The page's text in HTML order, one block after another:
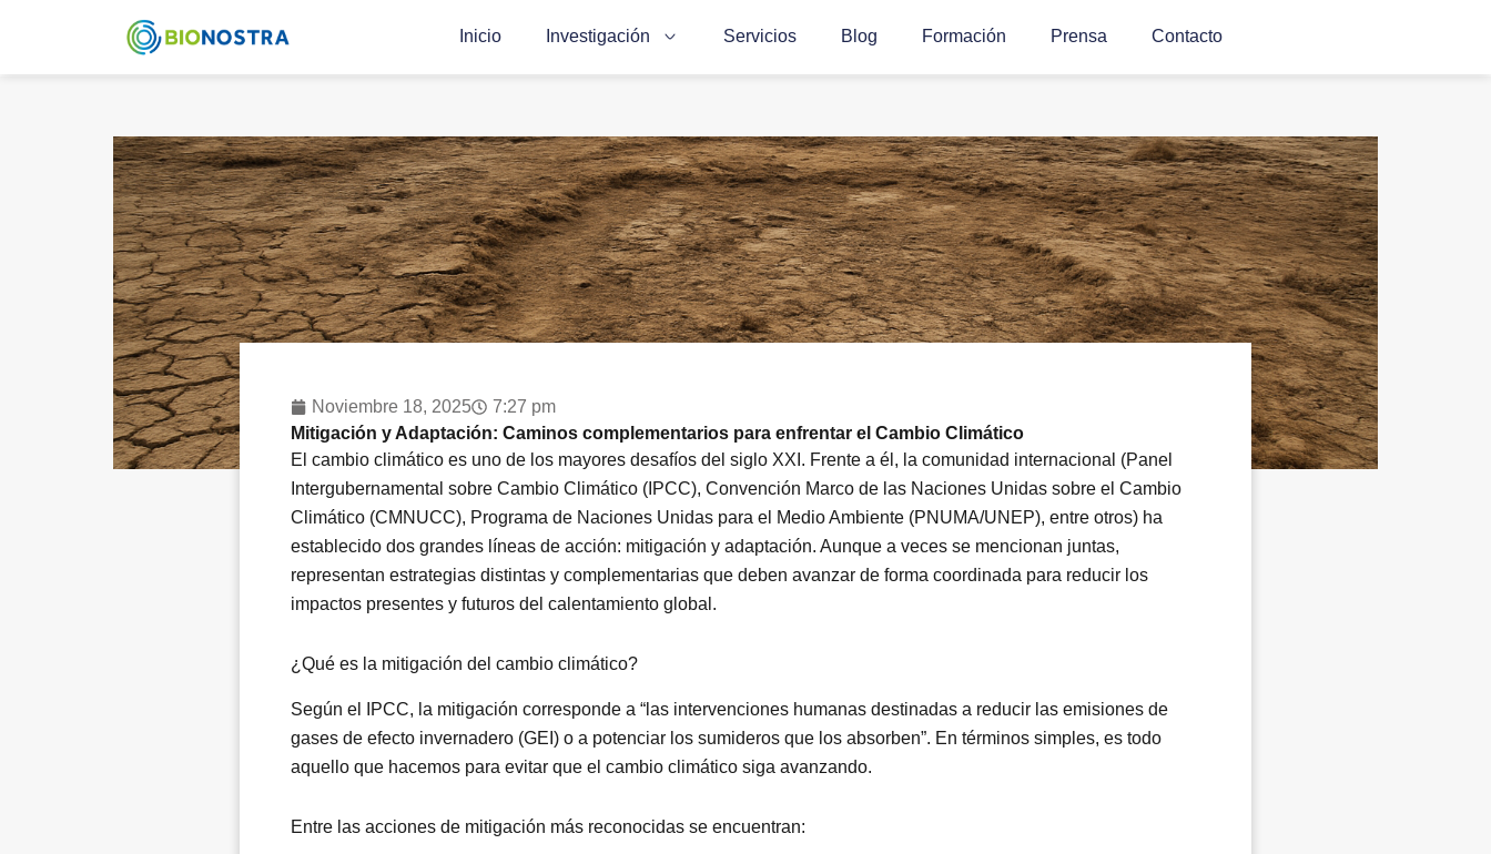
contenido
Inicio Investigación Servicios Blog Formación Prensa Contacto
Noviembre 18, 2025
7:27 pm
Mitigación y Adaptación: Caminos complementarios para enfrentar el Cambio Climático
El cambio climático es uno de los mayores desafíos del siglo XXI. Frente a él, la comunidad internacional (Panel
Intergubernamental sobre Cambio Climático (IPCC), Convención Marco de las Naciones Unidas sobre el Cambio
Climático (CMNUCC), Programa de Naciones Unidas para el Medio Ambiente (PNUMA/UNEP), entre otros) ha
establecido dos grandes líneas de acción: mitigación y adaptación. Aunque a veces se mencionan juntas,
representan estrategias distintas y complementarias que deben avanzar de forma coordinada para reducir los
impactos presentes y futuros del calentamiento global.
¿Qué es la mitigación del cambio climático?
Según el IPCC, la mitigación corresponde a “las intervenciones humanas destinadas a reducir las emisiones de
gases de efecto invernadero (GEI) o a potenciar los sumideros que los absorben”. En términos simples, es todo
aquello que hacemos para evitar que el cambio climático siga avanzando.
Entre las acciones de mitigación más reconocidas se encuentran: